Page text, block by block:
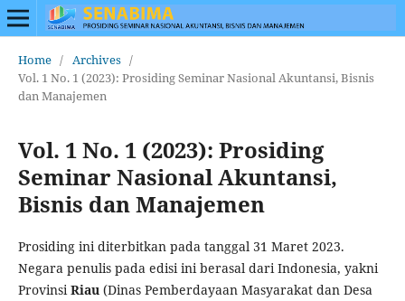
Home / Archives /
Vol. 1 No. 1 (2023): Prosiding Seminar Nasional Akuntansi, Bisnis
dan Manajemen
Vol. 1 No. 1 (2023): Prosiding
Seminar Nasional Akuntansi,
Bisnis dan Manajemen
Prosiding ini diterbitkan pada tanggal 31 Maret 2023.
Negara penulis pada edisi ini berasal dari Indonesia, yakni
ProvinsiRiau(Dinas Pemberdayaan Masyarakat dan Desa